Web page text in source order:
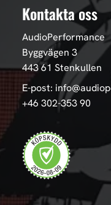
Kontakta oss
AudioPerformance
Byggvägen 3
443 61 Stenkullen
E-post:
+46 302-353 90